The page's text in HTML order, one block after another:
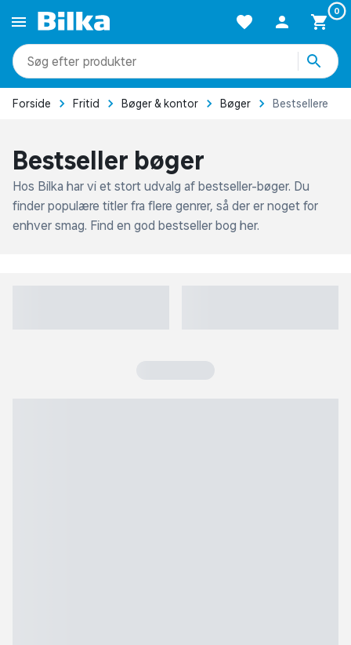
0
produkter
Forside Fritid Bøger & kontor Bøger Bestsellere
Bestseller bøger
Hos Bilka har vi et stort udvalg af bestseller-bøger. Du
finder populære titler fra flere genrer, så der er noget for
enhver smag. Find en god bestseller bog her.